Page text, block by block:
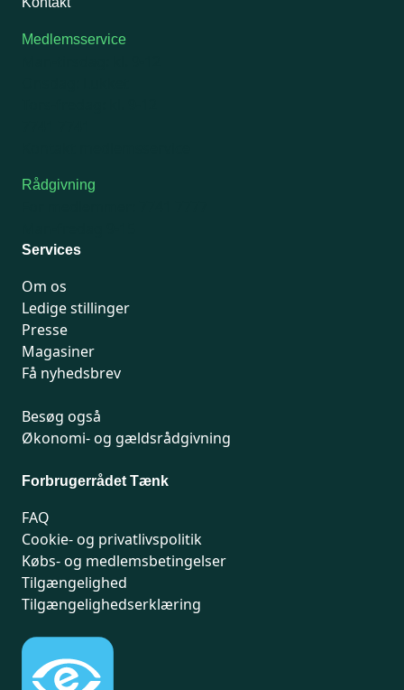
Medlemsservice
Rådgivning
Services
Om os
Ledige stillinger
Presse
Magasiner
Få nyhedsbrev
Besøg også
Økonomi- og gældsrådgivning
Forbrugerrådet Tænk
FAQ
Cookie- og privatlivspolitik
Købs- og medlemsbetingelser
Tilgængelighed
Tilgængelighedserklæring